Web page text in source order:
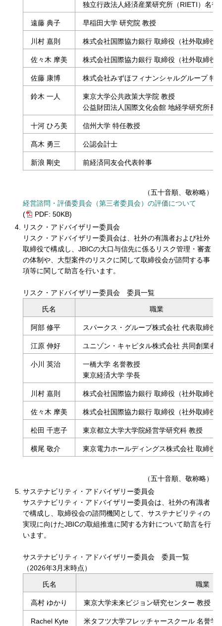
独立行政法人経済産業研究所（RIETI）名誉
遠藤 典子 早稲田大学 研究院 教授
川村 嘉則 株式会社国際協力銀行 取締役（社外取締役
佐々木 摩美 株式会社国際協力銀行 取締役（社外取締役
佐藤 康博 株式会社みずほフィナンシャルグループ 特
鈴木 一人
東京大学公共政策大学院 教授
公益財団法人国際文化会館 地経学研究所長
十河 ひろ美 信州大学 特任教授
髙木 勇三 公認会計士
新浪 剛史 前経済同友会代表幹事
（五十音順、敬称略）
経営諮問・評価委員会（第三者委員会）の評価について
(
PDF: 50KB)
リスク ・ アドバイザリー委員会
リスク ・ アドバイザリー委員会は、社外の有識者および社外
取締役で構成し、JBICの大口与信先に係るリスク管理・審査
の体制や、大型案件のリスクに関して取締役会が諮問する事
項等に関して助言を行います。
リスク・アドバイザリー委員会 委員一覧
氏名 職業
阿部 修平 スパークス・グループ株式会社 代表取締役
江原 伸好 ユニゾン・キャピタル株式会社 共同創業者
小川 英治
一橋大学 名誉教授
東京経済大学 学長
川村 嘉則 株式会社国際協力銀行 取締役（社外取締役
佐々木 摩美 株式会社国際協力銀行 取締役（社外取締役
松田 千恵子 東京都立大学大学院経営学研究科 教授
横尾 敬介 東京電力ホールディングス株式会社 取締役
（五十音順、敬称略）
サステナビリティ・アドバイザリー委員会
サステナビリティ・アドバイザリー委員会は、社外の有識者
で構成し、取締役会の諮問機関として、サステナビリティの
実現に向けたJBICの取組推進に関する⽅針について助⾔を⾏
います。
サステナビリティ・アドバイザリー委員会 委員⼀覧
（2026年3月末時点）
氏名 職業
高村 ゆかり 東京大学未来ビジョン研究センター 教授
Rachel Kyte
米タフツ大学フレッチャースクール 名誉学